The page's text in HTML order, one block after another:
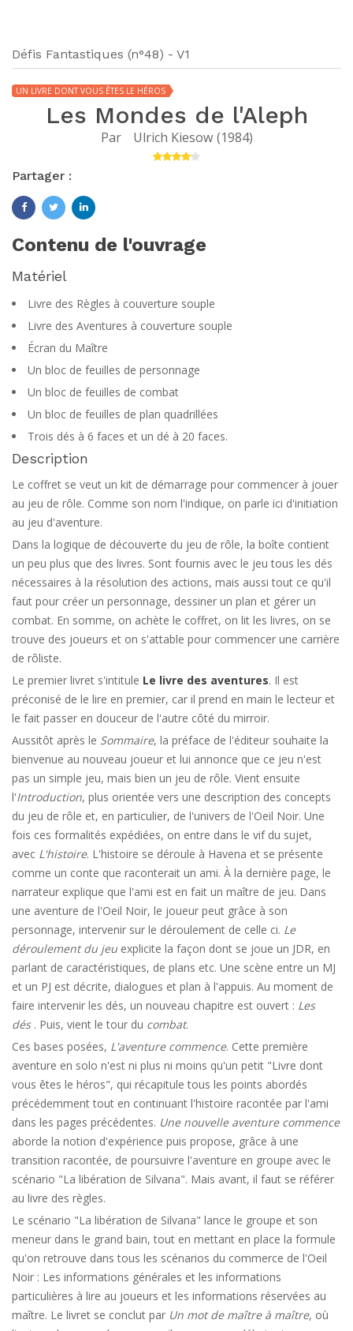
Défis Fantastiques (n°48) - V1
UN LIVRE DONT VOUS ÊTES LE HÉROS
Les Mondes de l'Aleph
Par Ulrich Kiesow (1984)
Partager :
Contenu de l'ouvrage
Matériel
Livre des Règles à couverture souple
Livre des Aventures à couverture souple
Écran du Maître
Un bloc de feuilles de personnage
Un bloc de feuilles de combat
Un bloc de feuilles de plan quadrillées
Trois dés à 6 faces et un dé à 20 faces.
Description
Le coffret se veut un kit de démarrage pour commencer à jouer
au jeu de rôle. Comme son nom l'indique, on parle ici d'initiation
au jeu d'aventure.
Dans la logique de découverte du jeu de rôle, la boîte contient
un peu plus que des livres. Sont fournis avec le jeu tous les dés
nécessaires à la résolution des actions, mais aussi tout ce qu'il
faut pour créer un personnage, dessiner un plan et gérer un
combat. En somme, on achète le coffret, on lit les livres, on se
trouve des joueurs et on s'attable pour commencer une carrière
de rôliste.
Le premier livret s'intitule Le livre des aventures. Il est
préconisé de le lire en premier, car il prend en main le lecteur et
le fait passer en douceur de l'autre côté du mirroir.
Aussitôt après le Sommaire, la préface de l'éditeur souhaite la
bienvenue au nouveau joueur et lui annonce que ce jeu n'est
pas un simple jeu, mais bien un jeu de rôle. Vient ensuite
l'Introduction, plus orientée vers une description des concepts
du jeu de rôle et, en particulier, de l'univers de l'Oeil Noir. Une
fois ces formalités expédiées, on entre dans le vif du sujet,
avec L'histoire. L'histoire se déroule à Havena et se présente
comme un conte que raconterait un ami. À la dernière page, le
narrateur explique que l'ami est en fait un maître de jeu. Dans
une aventure de l'Oeil Noir, le joueur peut grâce à son
personnage, intervenir sur le déroulement de celle ci. Le
déroulement du jeu explicite la façon dont se joue un JDR, en
parlant de caractéristiques, de plans etc. Une scène entre un MJ
et un PJ est décrite, dialogues et plan à l'appuis. Au moment de
faire intervenir les dés, un nouveau chapitre est ouvert : Les
dés. Puis, vient le tour du combat.
Ces bases posées, L'aventure commence. Cette première
aventure en solo n'est ni plus ni moins qu'un petit "Livre dont
vous êtes le héros", qui récapitule tous les points abordés
précédemment tout en continuant l'histoire racontée par l'ami
dans les pages précédentes. Une nouvelle aventure commence
aborde la notion d'expérience puis propose, grâce à une
transition racontée, de poursuivre l'aventure en groupe avec le
scénario "La libération de Silvana". Mais avant, il faut se référer
au livre des règles.
Le scénario "La libération de Silvana" lance le groupe et son
meneur dans le grand bain, tout en mettant en place la formule
qu'on retrouve dans tous les scénarios du commerce de l'Oeil
Noir : Les informations générales et les informations
particulières à lire au joueurs et les informations réservées au
maître. Le livret se conclut par Un mot de maître à maître, où